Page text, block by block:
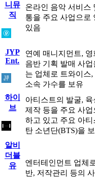
니뮤
직
온라인 음악 서비스
통을 주요 사업으로
있음
JYP
Ent.
연예 매니지먼트, 영
음반 기획 발매 사
는 업체로 트와이스,
소속 가수를 보유
하이
브
아티스트의 발굴,
제작 등을 주요 사업
하고 있고 주요 아
탄 소년단(BTS)을
알비
더블
유
엔터테인먼트 업체
반, 저작관리 등의